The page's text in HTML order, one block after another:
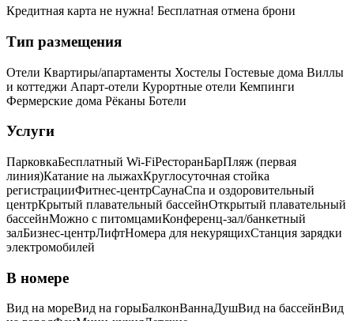
Кредитная карта не нужна! Бесплатная отмена брони
Тип размещения
Отели Квартиры/апартаменты Хостелы Гостевые дома Виллы
и коттеджи Апарт-отели Курортные отели Кемпинги
Фермерские дома Рёканы Ботели
Услуги
ПарковкаБесплатный Wi-FiРесторанБарПляж (первая
линия)Катание на лыжахКруглосуточная стойка
регистрацииФитнес-центрСаунаСпа и оздоровительный
центрКрытый плавательный бассейнОткрытый плавательный
бассейнМожно с питомцамиКонференц-зал/банкетный
залБизнес-центрЛифтНомера для некурящихCтанция зарядки
электромобилей
В номере
Вид на мореВид на горыБалконВаннаДушВид на бассейнВид